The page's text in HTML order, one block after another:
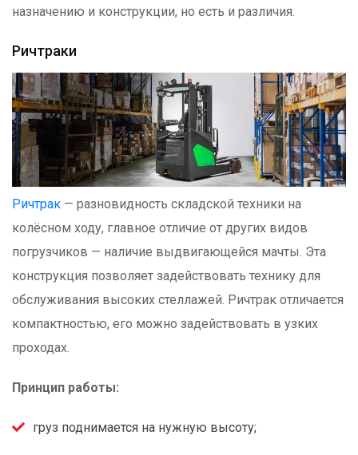
назначению и конструкции, но есть и различия.
Ричтраки
Ричтрак — разновидность складской техники на
колёсном ходу, главное отличие от других видов
погрузчиков — наличие выдвигающейся мачты. Эта
конструкция позволяет задействовать технику для
обслуживания высоких стеллажей. Ричтрак отличается
компактностью, его можно задействовать в узких
проходах.
Принцип работы:
груз поднимается на нужную высоту;